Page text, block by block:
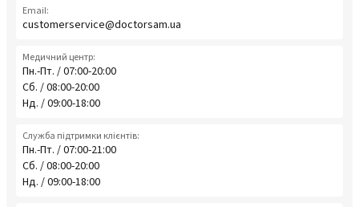
Email:
customerservice@doctorsam.ua
Медичний центр:
Пн.-Пт. / 07:00-20:00
Сб. / 08:00-20:00
Нд. / 09:00-18:00
Служба підтримки клієнтів:
Пн.-Пт. / 07:00-21:00
Сб. / 08:00-20:00
Нд. / 09:00-18:00